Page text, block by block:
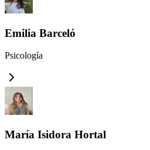
Emilia Barceló
Psicología
María Isidora Hortal